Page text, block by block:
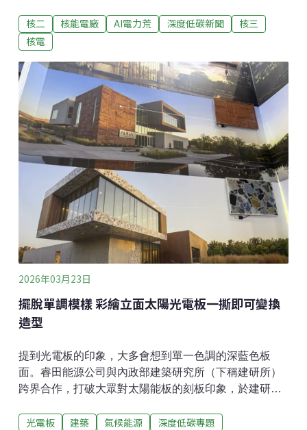
則呼籲，核廢、核安、社會共識目前皆無解，核安不是
兒戲，不應政治喊話、跳過社會溝通，堅決反對核電重
進入「非核家園」不到一年，又將重啟核電？賴清德21
日出席活動接受媒體聯訪時表示，在在野黨修法通過
《核管法》之後，行政院回應民意的要求，讓台灣電力
公司跟經濟部提出對核二廠、核三廠重啟的申請。他強
調，未來還要看核安會的審查，但相關評估與後續討
論，都必須建立在「核安無虞、核廢有解、社會有共
識」三項前提下，核電廠的重啟才會順利進行。賴清德
表示，台灣已經進入新的情勢：第一，台灣的經濟有顯
著發展，以及人工智慧時代建置算力中心所需要的電
力，「都超過原來的預估」；第二、
核二 核能電廠 AI電力荒 深度低碳新聞
核三
核電
2026年03月23日
擺脫單調模樣 彩繪立面太陽光電板一撕即可變換
造型
提到光電板的印象，大多會想到單一色調的深藍色板
面。睿田能源公司與內政部建築研究所（下稱建研所）
跨界合作，打破大眾對太陽能板的刻板印象，於建研所
板」。展示牆右半部是可撕換式的彩繪圖層，能隨時變
光電板 建築 氣候能源 深度低碳專題